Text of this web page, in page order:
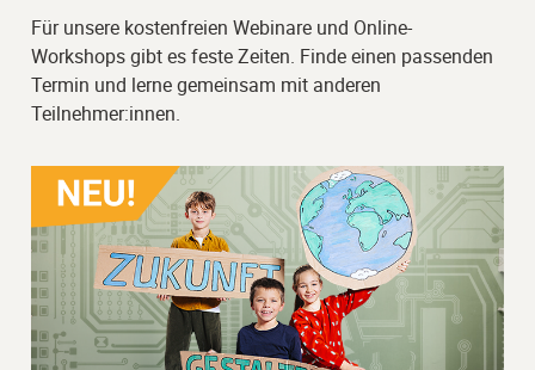
Für unsere kostenfreien Webinare und Online-
Workshops gibt es feste Zeiten. Finde einen passenden
Termin und lerne gemeinsam mit anderen
Teilnehmer:innen.